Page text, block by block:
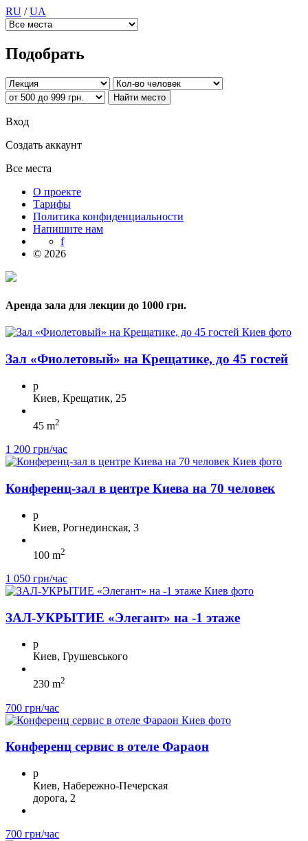
RU /UA
Подобрать
Вход
Создать аккаунт
Все места
О проекте
Тарифы
Политика конфиденциальности
Напишите нам
f
© 2026
Аренда зала для лекции до 1000 грн.
Зал «Фиолетовый» на Крещатике, до 45 гостей
p
Киев, Крещатик, 25
45 m2
1 200 грн/час
Конференц-зал в центре Киева на 70 человек
p
Киев, Рогнединская, 3
100 m2
1 050 грн/час
ЗА Л-УКРЫТИЕ «Элегант» на -1 этаже
p
Киев, Грушевського
230 m2
700 грн/час
Конференц сервис в отеле Фараон
p
Киев, Набережно-Печерская
дорога, 2
700 грн/час